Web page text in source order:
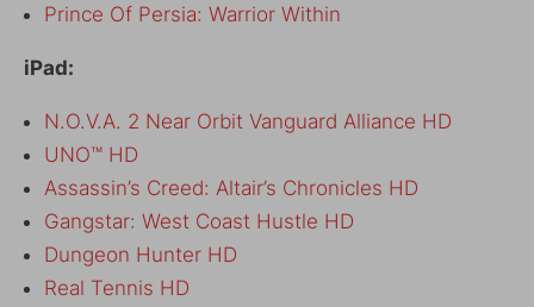
Prince Of Persia: Warrior Within
iPad:
N.O.V.A. 2 Near Orbit Vanguard Alliance HD
UNO™ HD
Assassin’s Creed: Altair’s Chronicles HD
Gangstar: West Coast Hustle HD
Dungeon Hunter HD
Real Tennis HD